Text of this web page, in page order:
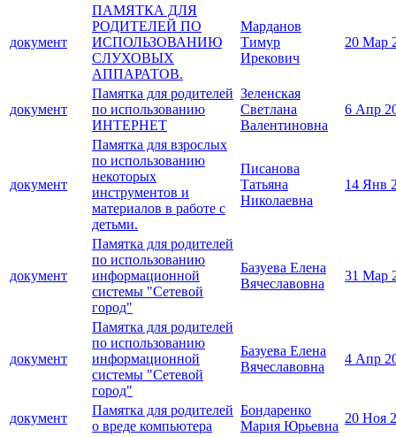
документ
ПАМЯТКА ДЛЯ
РОДИТЕЛЕЙ ПО
ИСПОЛЬЗОВАНИЮ
СЛУХОВЫХ
АППАРАТОВ.
Марданов
Тимур
Ирекович
20 Мар
документ
Памятка для родителей
по использованию
ИНТЕРНЕТ
Зеленская
Светлана
Валентиновна
6 Апр
документ
Памятка для взрослых
по использованию
некоторых
инструментов и
материалов в работе с
детьми.
Писанова
Татьяна
Николаевна
14 Янв
документ
Памятка для родителей
по использованию
информационной
системы "Сетевой
город"
Базуева Елена
Вячеславовна
31 Мар
документ
Памятка для родителей
по использованию
информационной
системы "Сетевой
город"
Базуева Елена
Вячеславовна
4 Апр
документ
Памятка для родителей
о вреде компьютера
Бондаренко
Мария Юрьевна
20 Ноя